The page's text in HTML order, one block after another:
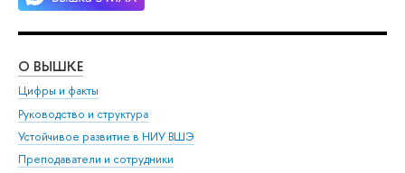
О ВЫШКЕ
Цифры и факты
Руководство и структура
Устойчивое развитие в НИУ ВШЭ
Преподаватели и сотрудники